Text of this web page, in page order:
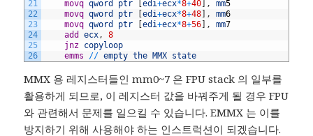
21
22
23
24
25
26
	movq
qword ptr [edi+ecx*8+40 , mm5
	movq
qword ptr [edi+ecx*8+48 , mm6
	movq
qword ptr [edi+ecx*8+56 , mm7
	add
ecx,
8
	jnz
copyloop
	emms
// empty the MMX state
MMX 용 레지스터들인 mm0~7 은 FPU stack 의 일부를
활용하게 되므로, 이 레지스터 값을 바꿔주게 될 경우 FPU
와 관련해서 문제를 일으킬 수 있습니다. EMMX 는 이를
방지하기 위해 사용해야 하는 인스트럭션이 되겠습니다.